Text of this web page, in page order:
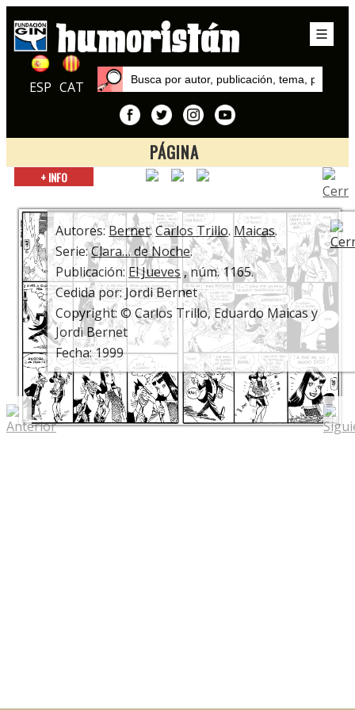
ESP CAT
PÁGINA
Inicio
Maicas
+ INFO
Autores:Bernet.Carlos Trillo. Maicas.
Serie:Clara… de Noche.
Publicación: El Jueves, núm. 1165.
Cedida por: Jordi Bernet
Copyright: © Carlos Trillo, Eduardo Maicas y
Jordi Bernet
Fecha: 1999